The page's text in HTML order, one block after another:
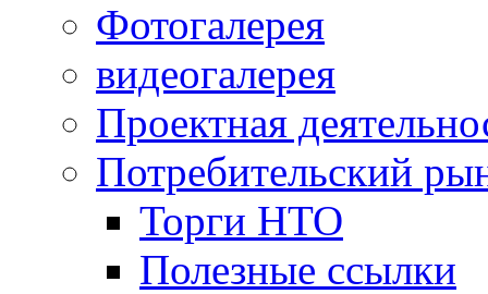
Фотогалерея
видеогалерея
Проектная
Потребительский
Торги НТО
Полезные ссылки